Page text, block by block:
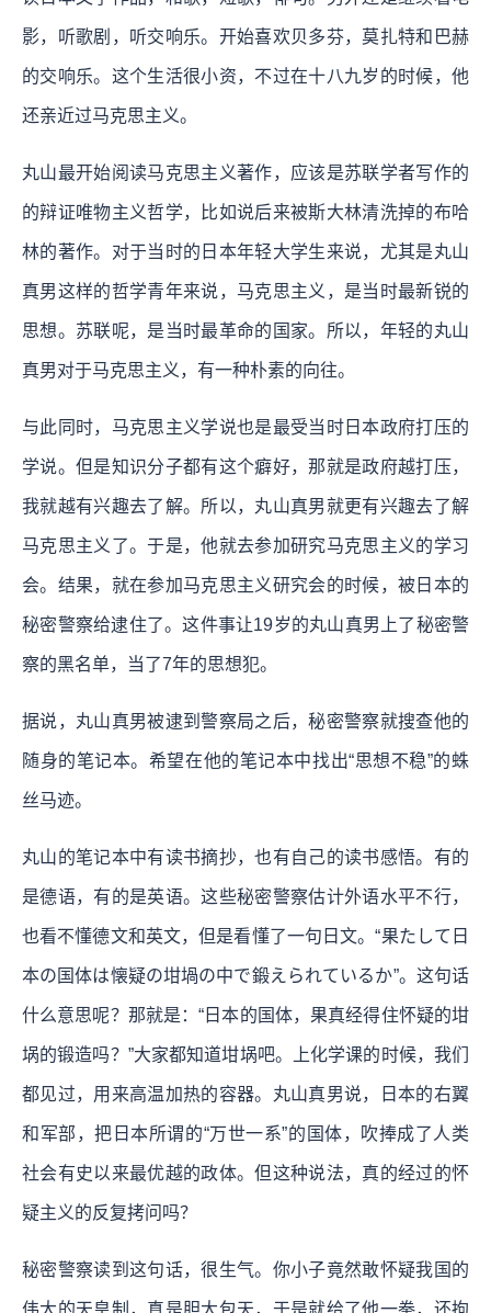
影，听歌剧，听交响乐。开始喜欢贝多芬，莫扎特和巴赫
的交响乐。这个生活很小资，不过在十八九岁的时候，他
还亲近过马克思主义。
丸山最开始阅读马克思主义著作，应该是苏联学者写作的
的辩证唯物主义哲学，比如说后来被斯大林清洗掉的布哈
林的著作。对于当时的日本年轻大学生来说，尤其是丸山
真男这样的哲学青年来说，马克思主义，是当时最新锐的
思想。苏联呢，是当时最革命的国家。所以，年轻的丸山
真男对于马克思主义，有一种朴素的向往。
与此同时，马克思主义学说也是最受当时日本政府打压的
学说。但是知识分子都有这个癖好，那就是政府越打压，
我就越有兴趣去了解。所以，丸山真男就更有兴趣去了解
马克思主义了。于是，他就去参加研究马克思主义的学习
会。结果，就在参加马克思主义研究会的时候，被日本的
秘密警察给逮住了。这件事让19岁的丸山真男上了秘密警
察的黑名单，当了7年的思想犯。
据说，丸山真男被逮到警察局之后，秘密警察就搜查他的
随身的笔记本。希望在他的笔记本中找出“思想不稳”的蛛
丝马迹。
丸山的笔记本中有读书摘抄，也有自己的读书感悟。有的
是德语，有的是英语。这些秘密警察估计外语水平不行，
也看不懂德文和英文，但是看懂了一句日文。“果たして日
本の国体は懐疑の坩堝の中で鍛えられているか”。这句话
什么意思呢？那就是：“日本的国体，果真经得住怀疑的坩
埚的锻造吗？”大家都知道坩埚吧。上化学课的时候，我们
都见过，用来高温加热的容器。丸山真男说，日本的右翼
和军部，把日本所谓的“万世一系”的国体，吹捧成了人类
社会有史以来最优越的政体。但这种说法，真的经过的怀
疑主义的反复拷问吗？
秘密警察读到这句话，很生气。你小子竟然敢怀疑我国的
伟大的天皇制，真是胆大包天，于是就给了他一拳，还拘